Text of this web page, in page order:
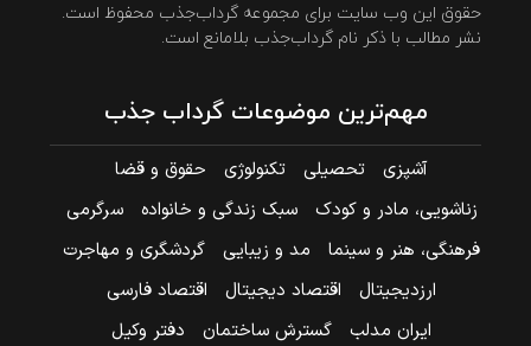
حقوق این وب سایت برای مجموعه گرداب‌جذب محفوظ است.
نشر مطالب با ذکر نام گرداب‌جذب بلامانع است.
مهم‌ترین موضوعات گرداب جذب
آشپزی تحصیلی تکنولوژی
حقوق و قضا
زناشویی، مادر و کودک
سبک زندگی و خانواده
سرگرمی
فرهنگی، هنر و سینما
مد و زیبایی
گردشگری و مهاجرت
ارزدیجیتال
اقتصاد دیجیتال
اقتصاد فارسی
ایران مدلب
گسترش ساختمان
دفتر وکیل